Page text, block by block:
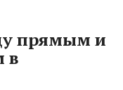
прямым и
в